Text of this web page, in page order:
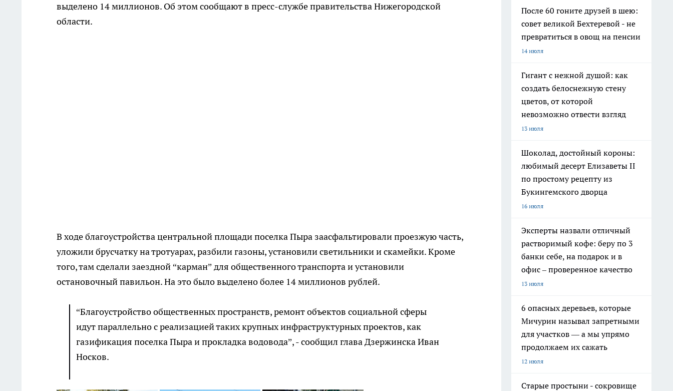
выделено 14 миллионов. Об этом сообщают в пресс-службе правительства Нижегородской
области.
В ходе благоустройства центральной площади поселка Пыра заасфальтировали проезжую часть,
уложили брусчатку на тротуарах, разбили газоны, установили светильники и скамейки. Кроме
того, там сделали заездной “карман” для общественного транспорта и установили
остановочный павильон. На это было выделено более 14 миллионов рублей.
“Благоустройство общественных пространств, ремонт объектов социальной сферы
идут параллельно с реализацией таких крупных инфраструктурных проектов, как
газификация поселка Пыра и прокладка водовода”, - сообщил глава Дзержинска Иван
Носков.
После 60 гоните друзей в шею:
совет великой Бехтеревой - не
превратиться в овощ на пенсии
14 июля
Гигант с нежной душой: как
создать белоснежную стену
цветов, от которой
невозможно отвести взгляд
13 июля
Шоколад, достойный короны:
любимый десерт Елизаветы II
по простому рецепту из
Букингемского дворца
16 июля
Эксперты назвали отличный
растворимый кофе: беру по 3
банки себе, на подарок и в
офис – проверенное качество
13 июля
6 опасных деревьев, которые
Мичурин называл запретными
для участков — а мы упрямо
продолжаем их сажать
12 июля
Старые простыни - сокровище